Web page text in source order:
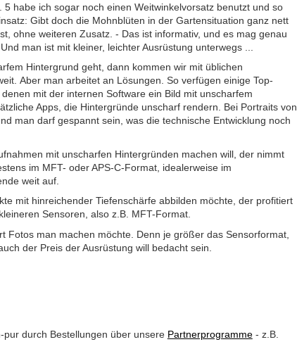
habe ich sogar noch einen Weitwinkelvorsatz benutzt und so
Gibt doch die Mohnblüten in der Gartensituation ganz nett
ohne weiteren Zusatz. - Das ist informativ, und es mag genau
man ist mit kleiner, leichter Ausrüstung unterwegs ...
Hintergrund geht, dann kommen wir mit üblichen
Aber man arbeitet an Lösungen. So verfügen einige Top-
mit der internen Software ein Bild mit unscharfem
Apps, die Hintergründe unscharf rendern. Bei Portraits von
man darf gespannt sein, was die technische Entwicklung noch
mit unscharfen Hintergründen machen will, der nimmt
im MFT- oder APS-C-Format, idealerweise im
weit auf.
mit hinreichender Tiefenschärfe abbilden möchte, der profitiert
Sensoren, also z.B. MFT-Format.
Fotos man machen möchte. Denn je größer das Sensorformat,
der Preis der Ausrüstung will bedacht sein.
durch Bestellungen über unsere Partnerprogramme- z.B.